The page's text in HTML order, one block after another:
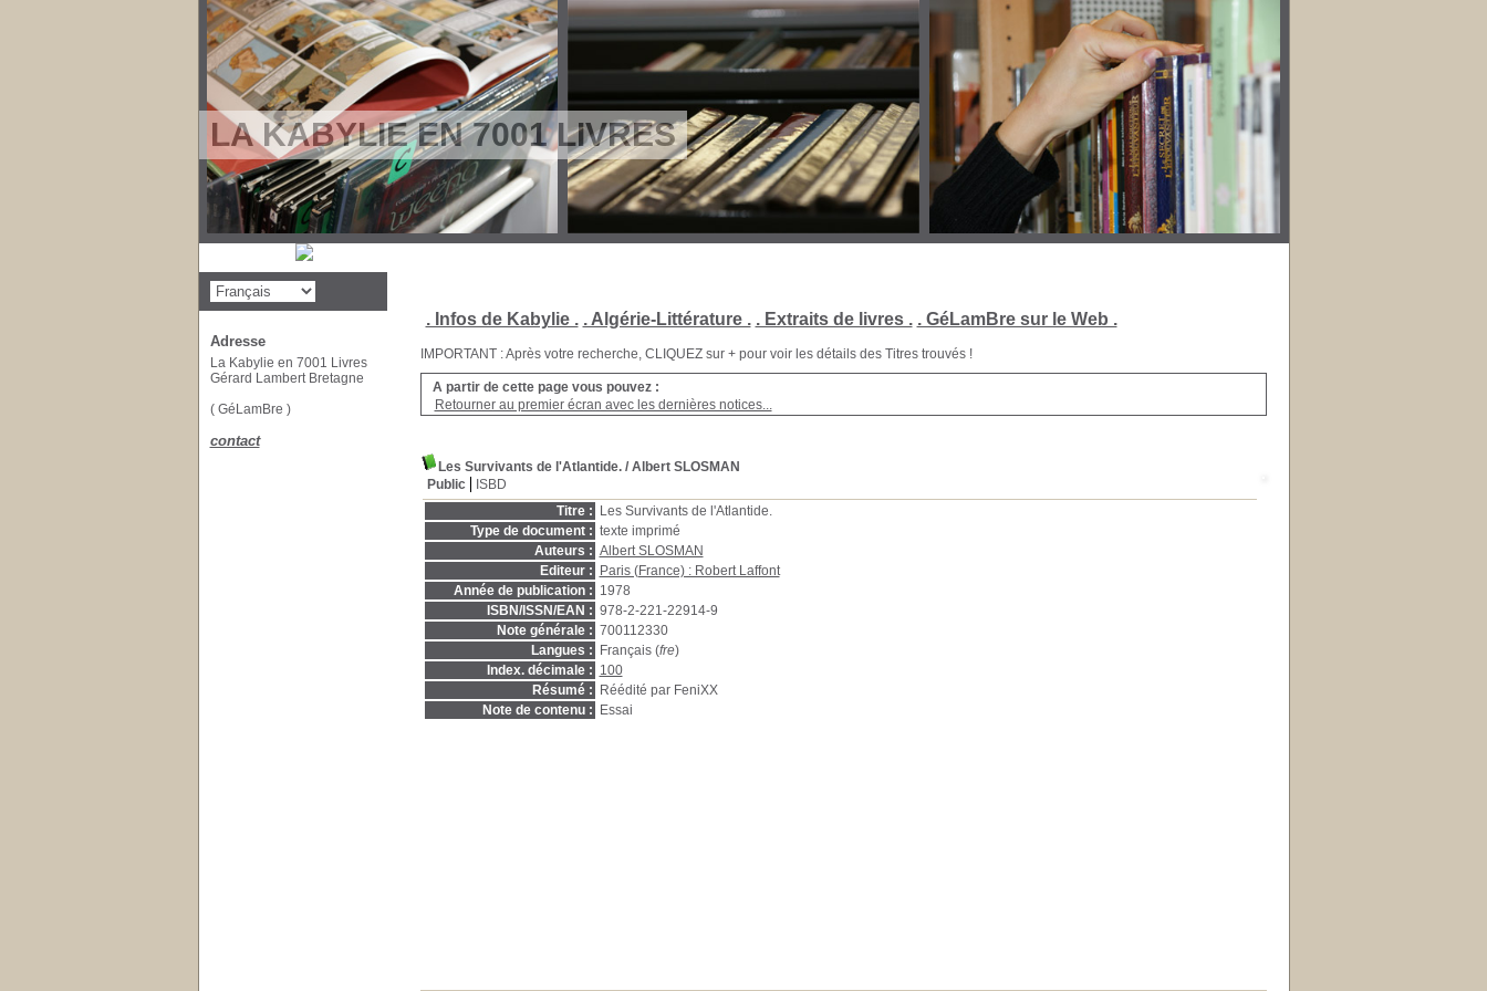
LA KABYLIE EN 7001 LIVRES
. Infos de Kabylie . . Algérie-Littérature . . Extraits de livres . . GéLamBre sur le Web .
IMPORTANT : Après votre recherche, CLIQUEZ sur + pour voir les détails des Titres trouvés !
A partir de cette page vous pouvez :
Retourner au premier écran avec les dernières notices...
Les Survivants de l'Atlantide./ Albert SLOSMAN
Public
ISBD
Titre :
Les Survivants de l'Atlantide.
Type de document : texte imprimé
Auteurs : Albert SLOSMAN
Editeur :
Paris (France) : Robert Laffont
Année de publication : 1978
ISBN/ISSN/EAN : 978-2-221-22914-9
Note générale : 700112330
Langues :
Français (fre)
Index. décimale : 100
Résumé :
Réédité par FeniXX
Note de contenu :
Essai
Adresse
La Kabylie en 7001 Livres
Gérard Lambert Bretagne
( GéLamBre )
contact